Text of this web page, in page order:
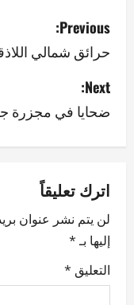
P
o
s
t
n
a
v
i
g
Previous:
حرائق شمالي
Next:
ضحايا في مجزرة
اترك تعليقاً
لن يتم نشر عنوان
إليها بـ*
التعليق *